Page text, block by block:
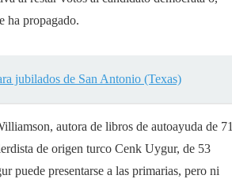
ha propagado.
jubilados de San Antonio (Texas)
autora de libros de autoayuda de 71
de origen turco Cenk Uygur, de 53
puede presentarse a las primarias, pero ni